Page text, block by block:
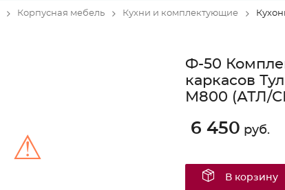
Корпусная мебель Кухни и комплектующие
⚠
Ф-50
каркасов
М800 (АТЛ/
6 450 руб.
В корзину